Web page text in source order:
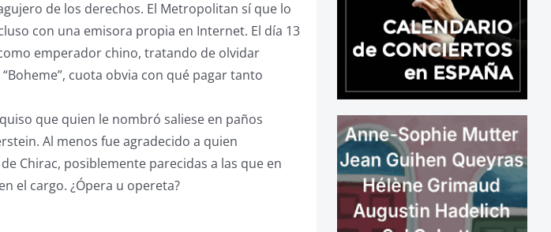
de los derechos. El Metropolitan sí que lo
con una emisora propia en Internet. El día 13
emperador chino, tratando de olvidar
cuota obvia con qué pagar tanto
que quien le nombró saliese en paños
Al menos fue agradecido a quien
Chirac, posiblemente parecidas a las que en
el cargo. ¿Ópera u opereta?